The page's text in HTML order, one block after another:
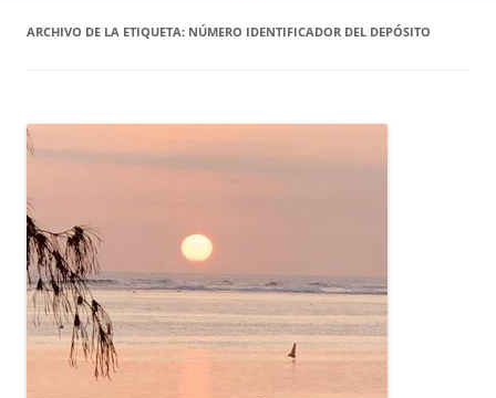
ARCHIVO DE LA ETIQUETA: NÚMERO IDENTIFICADOR DEL DEPÓSITO